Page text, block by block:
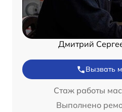
Дмитрий
Вызвать
Стаж работы
Выполнено